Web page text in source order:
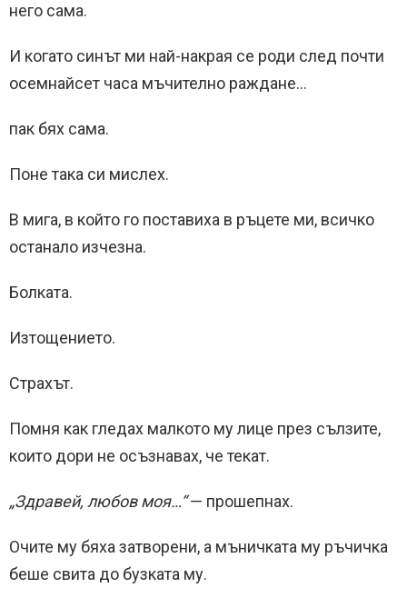
него сама.
И когато синът ми най-накрая се роди след почти
осемнайсет часа мъчително раждане…
пак бях сама.
Поне така си мислех.
В мига, в който го поставиха в ръцете ми, всичко
останало изчезна.
Болката.
Изтощението.
Страхът.
Помня как гледах малкото му лице през сълзите,
които дори не осъзнавах, че текат.
„Здравей, любов моя…“— прошепнах.
Очите му бяха затворени, а мъничката му ръчичка
беше свита до бузката му.